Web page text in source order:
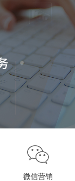
微信营销